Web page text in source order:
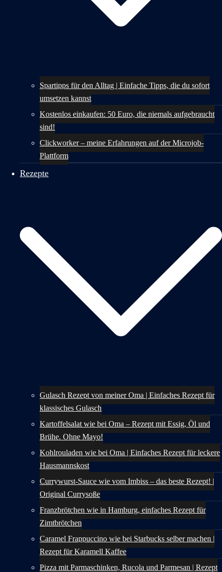
Spartipps für den Alltag | Einfache Tipps, die du sofort
umsetzen kannst
Kostenlos einkaufen: 50 Euro, die niemals aufgebraucht
sind!
Clickworker – meine Erfahrungen auf der Microjob-
Plattform
Rezepte
Gulasch Rezept von meiner Oma | Einfaches Rezept für
klassisches Gulasch
Kartoffelsalat wie bei Oma – Rezept mit Essig, Öl und
Brühe. Ohne Mayo!
Kohlrouladen wie bei Oma | Einfaches Rezept für leckere
Hausmannskost
Currywurst-Sauce wie vom Imbiss – das beste Rezept! |
Original Currysoße
Franzbrötchen wie in Hamburg, einfaches Rezept für
Zimtbrötchen
Caramel Frappuccino wie bei Starbucks selber machen |
Rezept für Karamell Kaffee
Pizza mit Parmaschinken, Rucola und Parmesan | Rezept